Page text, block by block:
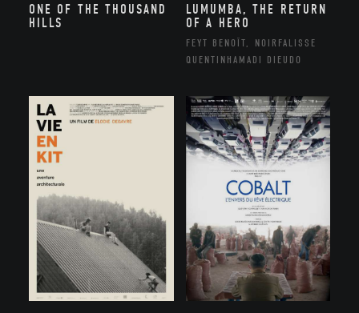
ONE OF THE THOUSAND
HILLS
LUMUMBA, THE RETURN
OF A HERO
FEYT BENOÎT, NOIRFALISSE
QUENTINHAMADI DIEUDO